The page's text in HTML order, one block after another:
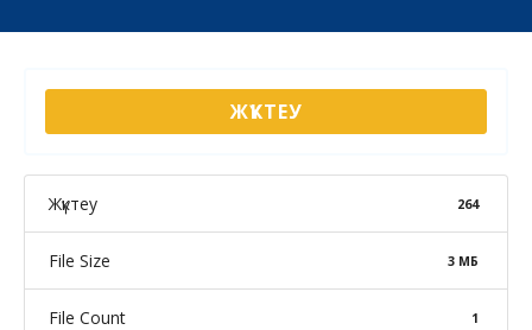
ЖҮКТЕУ
Жүктеу 264
File Size 3 МБ
File Count 1